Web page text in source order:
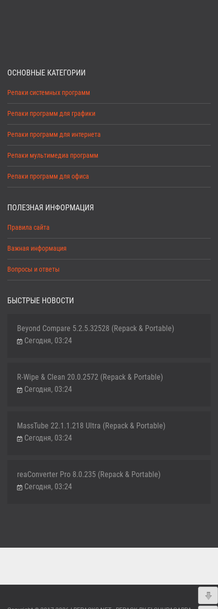
ОСНОВНЫЕ КАТЕГОРИИ
Репаки системных программ
Репаки программ для графики
Репаки программ для интернета
Репаки мультимедиа программ
Репаки программ для офиса
ПОЛЕЗНАЯ ИНФОРМАЦИЯ
Правила сайта
Важная информация
Вопросы и ответы
БЫСТРЫЕ НОВОСТИ
Beyond Compare 5.2.5.32528 (Repack & Portable)
Сегодня, 03:24
R-Wipe & Clean 20.0.2572 (Repack & Portable)
Сегодня, 03:24
MassTube 22.1.1.218 Ultra (Repack & Portable)
Сегодня, 03:24
reaConverter Pro 8.0.235 (Repack & Portable)
Сегодня, 03:24